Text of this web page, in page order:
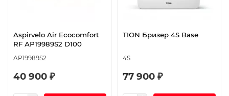
Aspirvelo Air Ecocomfort
RF АР19989S2 D100
AP19989S2
40 900 ₽
TION Бризер 4S Base
4S
77 900 ₽